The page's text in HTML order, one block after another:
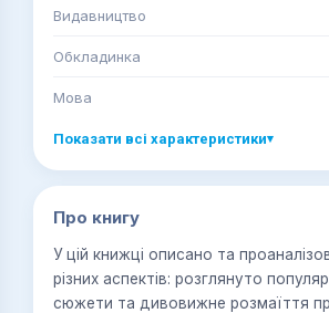
Видавництво
Обкладинка
Мова
Показати всі характеристики▾
Про книгу
У цій книжці описано та
різних аспектів: розглянуто
сюжети та дивовижне розмаїття